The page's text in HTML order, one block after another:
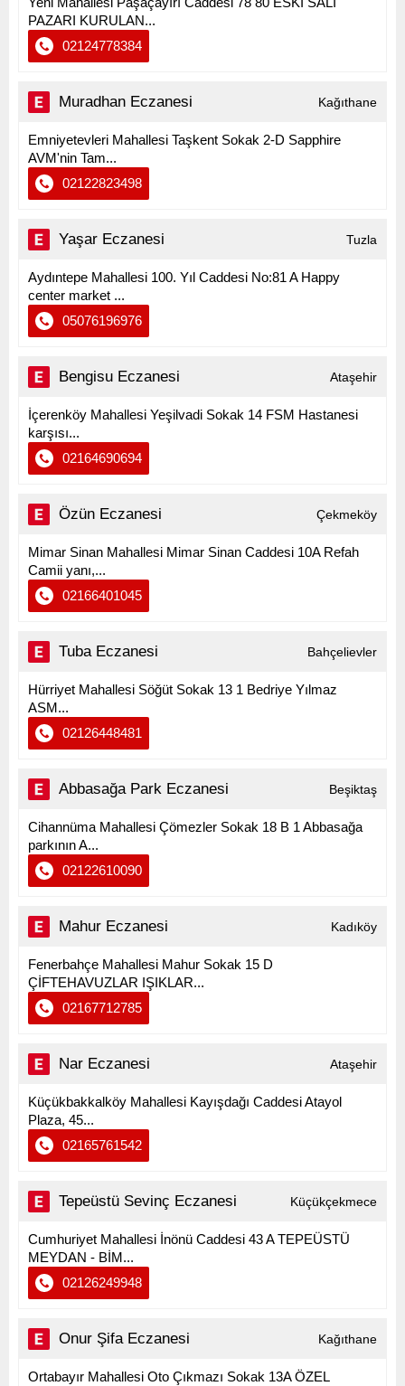
PAZARI KURULAN...
02124778384
Muradhan Eczanesi Kağıthane
Emniyetevleri Mahallesi Taşkent Sokak 2-D Sapphire
AVM'nin Tam...
02122823498
Yaşar Eczanesi Tuzla
Aydıntepe Mahallesi 100. Yıl Caddesi No:81 A Happy
center market ...
05076196976
Bengisu Eczanesi Ataşehir
İçerenköy Mahallesi Yeşilvadi Sokak 14 FSM Hastanesi
karşısı...
02164690694
Özün Eczanesi Çekmeköy
Mimar Sinan Mahallesi Mimar Sinan Caddesi 10A Refah
Camii yanı,...
02166401045
Tuba Eczanesi Bahçelievler
Hürriyet Mahallesi Söğüt Sokak 13 1 Bedriye Yılmaz
ASM...
02126448481
Abbasağa Park Eczanesi Beşiktaş
Cihannüma Mahallesi Çömezler Sokak 18 B 1 Abbasağa
parkının A...
02122610090
Mahur Eczanesi Kadıköy
Fenerbahçe Mahallesi Mahur Sokak 15 D
ÇİFTEHAVUZLAR IŞIKLAR...
02167712785
Nar Eczanesi Ataşehir
Küçükbakkalköy Mahallesi Kayışdağı Caddesi Atayol
Plaza, 45...
02165761542
Tepeüstü Sevinç Eczanesi Küçükçekmece
Cumhuriyet Mahallesi İnönü Caddesi 43 A TEPEÜSTÜ
MEYDAN - BİM...
02126249948
Onur Şifa Eczanesi Kağıthane
Ortabayır Mahallesi Oto Çıkmazı Sokak 13A ÖZEL